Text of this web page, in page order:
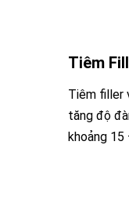
Tiêm
Tiêm filler
tăng độ
khoảng 15